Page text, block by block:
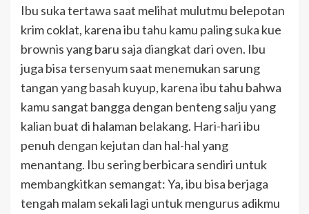
Ibu suka tertawa saat melihat mulutmu belepotan
krim coklat, karena ibu tahu kamu paling suka kue
brownis yang baru saja diangkat dari oven. Ibu
juga bisa tersenyum saat menemukan sarung
tangan yang basah kuyup, karena ibu tahu bahwa
kamu sangat bangga dengan benteng salju yang
kalian buat di halaman belakang. Hari-hari ibu
penuh dengan kejutan dan hal-hal yang
menantang. Ibu sering berbicara sendiri untuk
membangkitkan semangat: Ya, ibu bisa berjaga
tengah malam sekali lagi untuk mengurus adikmu